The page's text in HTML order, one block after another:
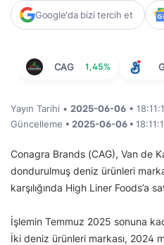
Google'da bizi tercih et
CAG 1,45%
Yayın Tarihi • 2025-06-06 •
Güncelleme • 2025-06-06 •
Conagra Brands (CAG), Van de
dondurulmuş deniz ürünleri
karşılığında High Liner Foods’a
İşlemin Temmuz 2025 sonuna
İki deniz ürünleri markası, 2024